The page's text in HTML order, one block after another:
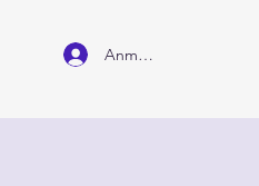
Anmelden